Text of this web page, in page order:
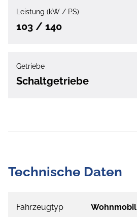
Leistung (kW / PS)
103 / 140
Getriebe
Schaltgetriebe
Technische Daten
Fahrzeugtyp Wohnmobil